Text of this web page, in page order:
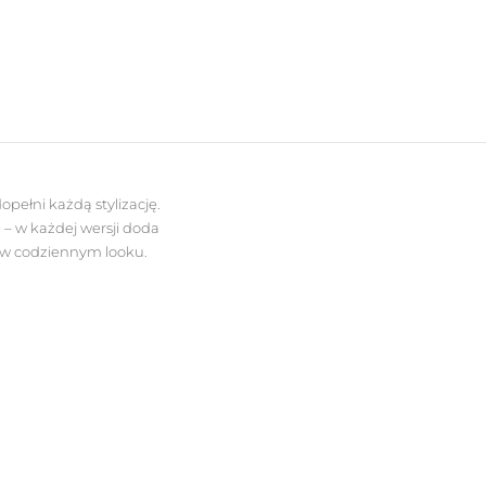
każdą stylizację.
w każdej wersji doda
codziennym looku.